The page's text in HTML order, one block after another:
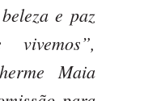
e paz
Maia